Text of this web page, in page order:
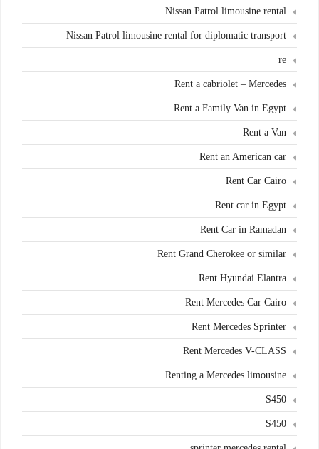
Nissan Patrol limousine rental
Nissan Patrol limousine rental for diplomatic transport
re
Rent a cabriolet – Mercedes
Rent a Family Van in Egypt
Rent a Van
Rent an American car
Rent Car Cairo
Rent car in Egypt
Rent Car in Ramadan
Rent Grand Cherokee or similar
Rent Hyundai Elantra
Rent Mercedes Car Cairo
Rent Mercedes Sprinter
Rent Mercedes V-CLASS
Renting a Mercedes limousine
S450
S450